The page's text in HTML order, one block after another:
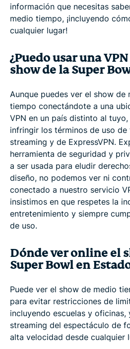
¿A qué hora es el show de
Super Bowl 2025?
¿Quién actúa en el show de
Super Bowl 2025?
Haga streaming de otros
vivo
Preguntas frecuentes: cómo
Show de Medio Tiempo de la
información que necesitas
medio tiempo, ¡incluyendo
cualquier lugar!
¿Puedo usar una
show de la Super
Aunque puedes ver el show de
tiempo conectándote a una
VPN en un país distinto al
infringir los términos de uso
streaming y de ExpressVPN.
herramienta de seguridad y
a ser usada para eludir
diseño, no podemos ver ni
conectado a nuestro servicio
insistimos en que respetes la
entretenimiento y siempre
de uso.
Dónde ver online el
Super Bowl en
Puede ver el show de medio
para evitar restricciones de
incluyendo escuelas y
streaming del espectáculo de
alta velocidad desde cualquier